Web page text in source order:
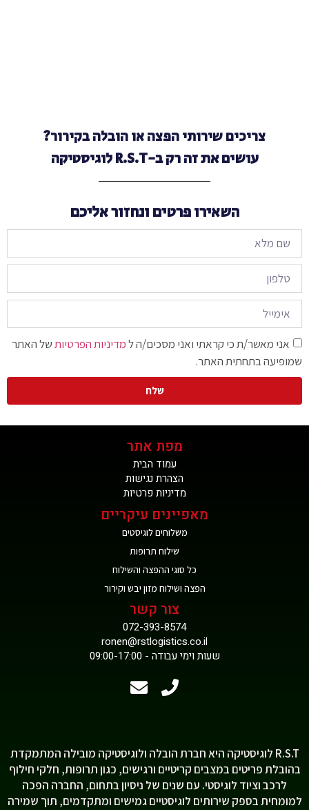
צריכים שירותי הפצה או הובלה בקירור?
עושים את זה רק ב-R.S.T לוגיסטיקה
השאירו פרטים ונחזור אליכם
אני מאשר/ת כי קראתי ואני מסכים/ה למדיניות הפרטיותשל האתר
שמופיעה בתחתית האתר.
שלח
מפת אתר
עמוד הבית
הצהרת נגישות
מדיניות פרטיות
מאפיינים עיקריים
משלוחים לוגיסטים
שילוח תרופות
כל סוגי ההפצה והשילוח
הפצה ושילוח מזון יבש וקירור
צור קשר
072-393-8574
ronen@rstlogistics.co.il
שעות וימי עבודה - 09:00-17:00
R.S.T לוגיסטיקה היא חברת הובלה ולוגיסטיקה מובילה המתמקדת
בהובלת פריטים במצבים קריטיים ורגישים, כגון תרופות, חלקי חילוף
לרכב וציוד לוגיסטי. עם שנים של ניסיון בתחום, החברה הפכה
למומחית בספק שירותים לוגיסטיים גמישים ומתקדמים, תוך שמירה